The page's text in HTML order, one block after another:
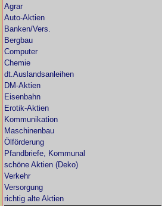
Agrar
Auto-Aktien
Banken/Vers.
Bergbau
Computer
Chemie
dt.Auslandsanleihen
DM-Aktien
Eisenbahn
Erotik-Aktien
Kommunikation
Maschinenbau
Ölförderung
Pfandbriefe, Kommunal
schöne Aktien (Deko)
Verkehr
Versorgung
richtig alte Aktien